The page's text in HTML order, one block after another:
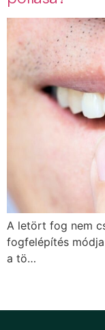
A letört fog nem
fogfelépítés
a tö…